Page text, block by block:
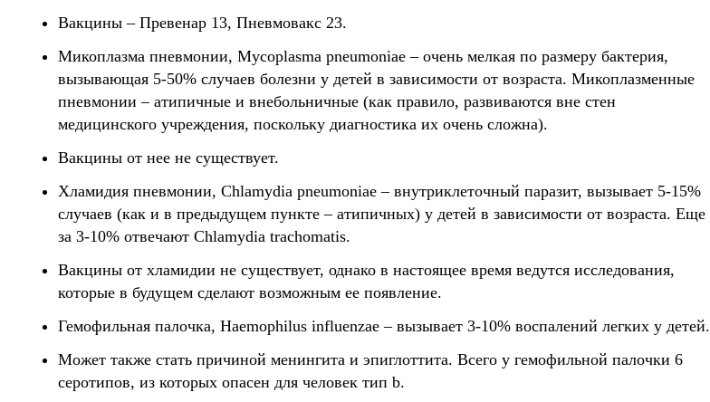
Вакцины – Превенар 13, Пневмовакс 23.
Микоплазма пневмонии, Mycoplasma pneumoniae – очень мелкая по размеру бактерия,
вызывающая 5-50% случаев болезни у детей в зависимости от возраста. Микоплазменные
пневмонии – атипичные и внебольничные (как правило, развиваются вне стен
медицинского учреждения, поскольку диагностика их очень сложна).
Вакцины от нее не существует.
Хламидия пневмонии, Chlamydia pneumoniae – внутриклеточный паразит, вызывает 5-15%
случаев (как и в предыдущем пункте – атипичных) у детей в зависимости от возраста. Еще
за 3-10% отвечают Chlamydia trachomatis.
Вакцины от хламидии не существует, однако в настоящее время ведутся исследования,
которые в будущем сделают возможным ее появление.
Гемофильная палочка, Haemophilus influenzae – вызывает 3-10% воспалений легких у детей.
Может также стать причиной менингита и эпиглоттита. Всего у гемофильной палочки 6
серотипов, из которых опасен для человек тип b.